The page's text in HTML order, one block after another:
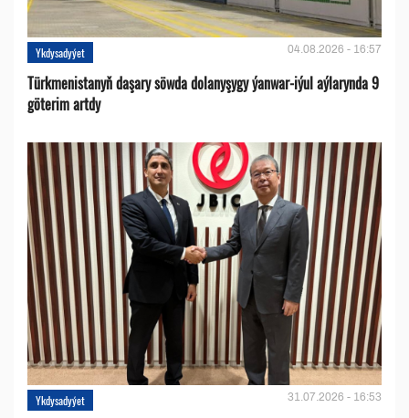
Ykdysadyýet 04.08.2026 - 16:57
Türkmenistanyň daşary söwda dolanyşygy ýanwar-iýul aýlarynda 9
göterim artdy
Ykdysadyýet 31.07.2026 - 16:53